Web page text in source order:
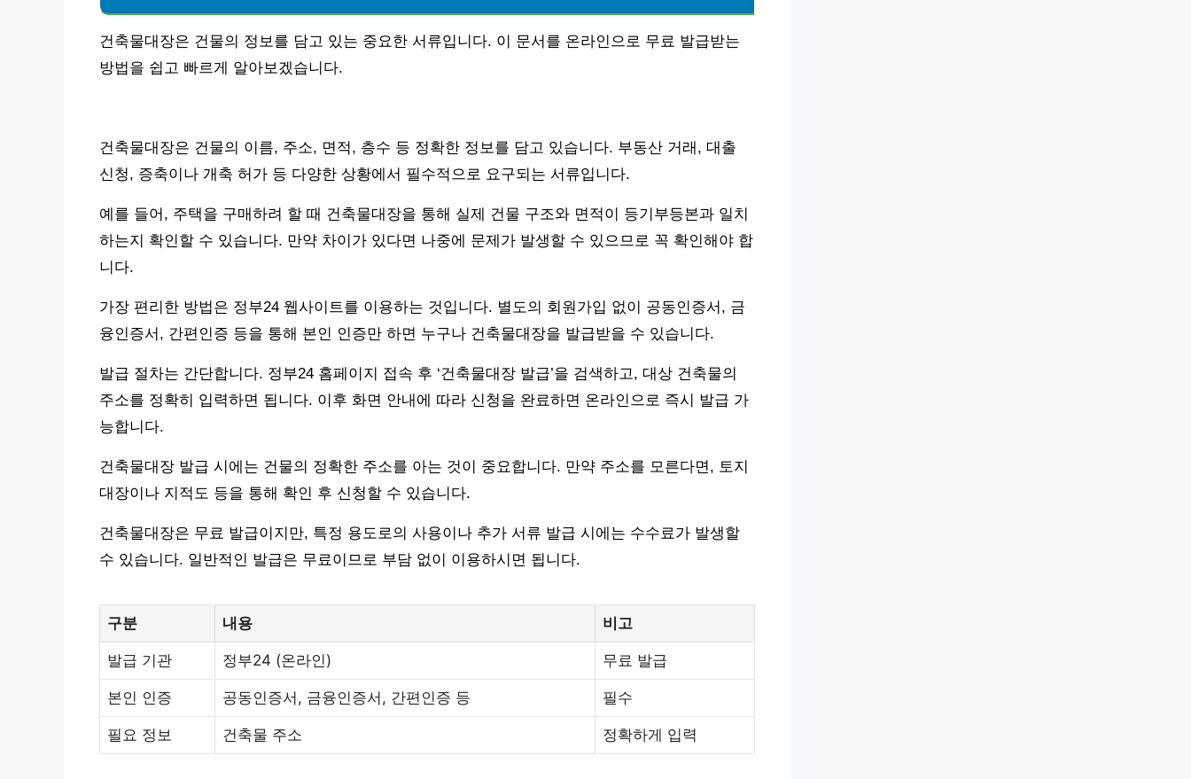
건축물대장은 건물의 정보를 담고 있는 중요한 서류입니다. 이 문서를 온라인으로 무료 발급받는
방법을 쉽고 빠르게 알아보겠습니다.
건축물대장은 건물의 이름, 주소, 면적, 층수 등 정확한 정보를 담고 있습니다. 부동산 거래, 대출
신청, 증축이나 개축 허가 등 다양한 상황에서 필수적으로 요구되는 서류입니다.
예를 들어, 주택을 구매하려 할 때 건축물대장을 통해 실제 건물 구조와 면적이 등기부등본과 일치
하는지 확인할 수 있습니다. 만약 차이가 있다면 나중에 문제가 발생할 수 있으므로 꼭 확인해야 합
니다.
가장 편리한 방법은 정부24 웹사이트를 이용하는 것입니다. 별도의 회원가입 없이 공동인증서, 금
융인증서, 간편인증 등을 통해 본인 인증만 하면 누구나 건축물대장을 발급받을 수 있습니다.
발급 절차는 간단합니다. 정부24 홈페이지 접속 후 ‘건축물대장 발급’을 검색하고, 대상 건축물의
주소를 정확히 입력하면 됩니다. 이후 화면 안내에 따라 신청을 완료하면 온라인으로 즉시 발급 가
능합니다.
건축물대장 발급 시에는 건물의 정확한 주소를 아는 것이 중요합니다. 만약 주소를 모른다면, 토지
대장이나 지적도 등을 통해 확인 후 신청할 수 있습니다.
건축물대장은 무료 발급이지만, 특정 용도로의 사용이나 추가 서류 발급 시에는 수수료가 발생할
수 있습니다. 일반적인 발급은 무료이므로 부담 없이 이용하시면 됩니다.
구분 내용 비고
발급 기관 정부24 (온라인) 무료 발급
본인 인증 공동인증서, 금융인증서, 간편인증 등 필수
필요 정보 건축물 주소 정확하게 입력